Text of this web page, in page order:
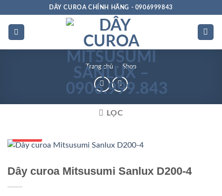
dung
DÂY CUROA CHÍNH HÃNG - 0906999843
Trang chủ » Shop
LỌC
Dây curoa Mitsusumi Sanlux D200-4